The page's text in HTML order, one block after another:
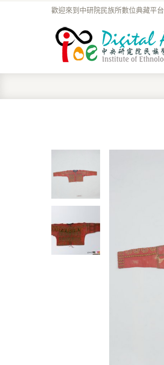
歡迎來到中研院民族所數位典藏平台